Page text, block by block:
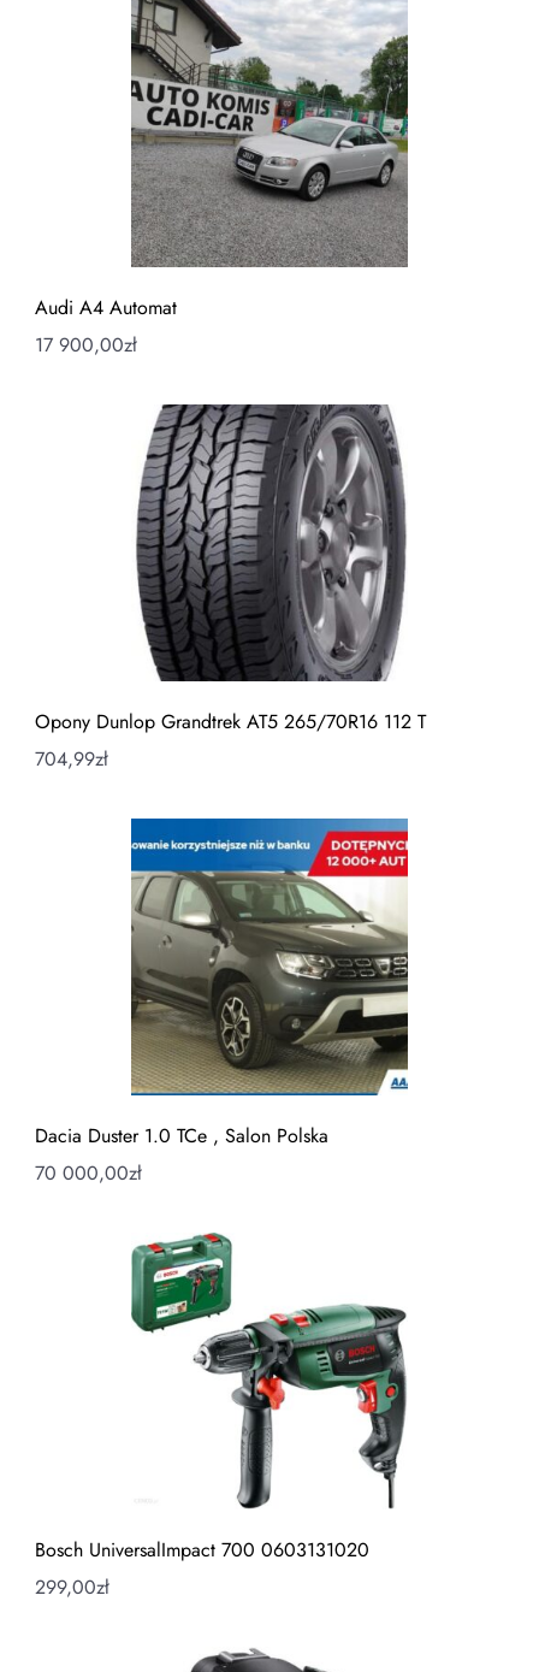
Audi A4 Automat
17 900,00zł
Opony Dunlop Grandtrek AT5 265/70R16 112 T
704,99zł
Dacia Duster 1.0 TCe , Salon Polska
70 000,00zł
Bosch UniversalImpact 700 0603131020
299,00zł